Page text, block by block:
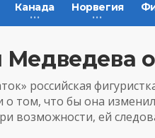
Канада Норвегия
Медведева
российская
том, что бы она
возможности, ей